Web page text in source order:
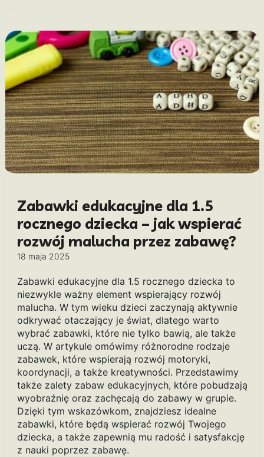
Zabawki edukacyjne dla 1.5
rocznego dziecka – jak wspierać
rozwój malucha przez zabawę?
18 maja 2025
Zabawki edukacyjne dla 1.5 rocznego dziecka to
niezwykle ważny element wspierający rozwój
malucha. W tym wieku dzieci zaczynają aktywnie
odkrywać otaczający je świat, dlatego warto
wybrać zabawki, które nie tylko bawią, ale także
uczą. W artykule omówimy różnorodne rodzaje
zabawek, które wspierają rozwój motoryki,
koordynacji, a także kreatywności. Przedstawimy
także zalety zabaw edukacyjnych, które pobudzają
wyobraźnię oraz zachęcają do zabawy w grupie.
Dzięki tym wskazówkom, znajdziesz idealne
zabawki, które będą wspierać rozwój Twojego
dziecka, a także zapewnią mu radość i satysfakcję
z nauki poprzez zabawę.